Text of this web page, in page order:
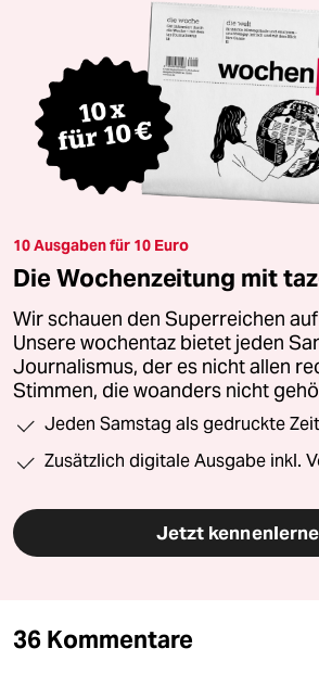
10 Ausgaben für 10 Euro
Die Wochenzeitung mit
Wir schauen den Superreichen
Unsere wochentaz bietet jeden
Journalismus, der es nicht allen
Stimmen, die woanders nicht
Jeden Samstag als gedruckte
Zusätzlich digitale Ausgabe inkl.
Jetzt
36 Kommentare